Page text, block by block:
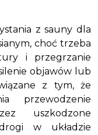
z sauny dla
choć trzeba
i przegrzanie
objawów lub
z tym, że
przewodzenie
uszkodzone
w układzie